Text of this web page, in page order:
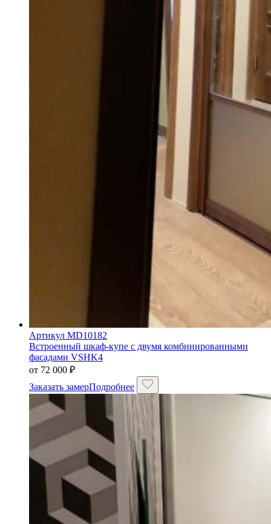
Артикул MD10182
Встроенный шкаф-купе с двумя комбинированными
фасадами VSHK4
от 72 000 ₽
Заказать замерПодробнее